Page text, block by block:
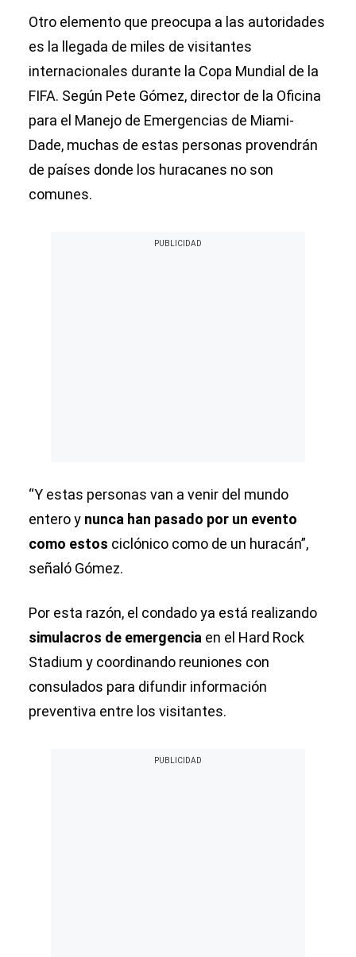
Otro elemento que preocupa a las autoridades
es la llegada de miles de visitantes
internacionales durante la Copa Mundial de la
FIFA. Según Pete Gómez, director de la Oficina
para el Manejo de Emergencias de Miami-
Dade, muchas de estas personas provendrán
de países donde los huracanes no son
comunes.
“Y estas personas van a venir del mundo
entero y nunca han pasado por un evento
como estos ciclónico como de un huracán”,
señaló Gómez.
Por esta razón, el condado ya está realizando
simulacros de emergencia en el Hard Rock
Stadium y coordinando reuniones con
consulados para difundir información
preventiva entre los visitantes.